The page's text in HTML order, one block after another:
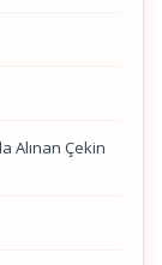
Alınan Çekin